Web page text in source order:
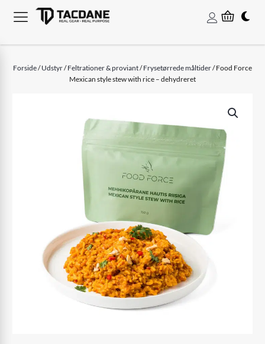
Forside/Udstyr/Feltrationer & proviant/Frysetørrede måltider/ Food Force
Mexican style stew with rice – dehydreret